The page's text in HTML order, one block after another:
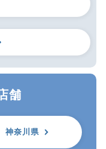
舗
神奈川県